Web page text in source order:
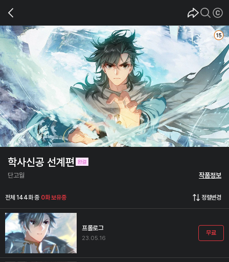
학사신공 선계편
단고월 작품정보
전체 144화 중 0화 보유중 정렬변경
프롤로그
23.05.16
무료